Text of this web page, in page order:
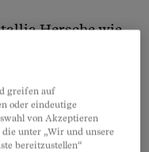
Hersche wie
Marsch gegen die
Alexander
und
Polizisten zu
greifen auf
oder eindeutige
von Akzeptieren
unter „Wir und unsere
bereitzustellen“